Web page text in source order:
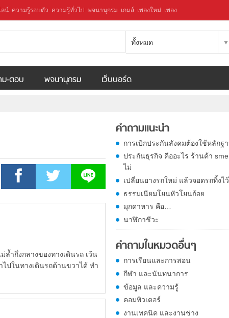
ลน์ ความรู้รอบตัว ความรู้ทั่วไป พจนานุกรม เกมส์ เพลงใหม่ เพลง
ทั้งหมด
ม-ตอบ พจนานุกรม เว็บบอร์ด
ำกึ่งกลางของทางเดินรถ เว้น
ปในทางเดินรถด้านขวาได้ ทำ
คำถามแนะนำ
การเบิกประกันสังคมต้องใช้หลักฐ
ประกันธุรกิจ คืออะไร ร้านค้า
ไม่
เปลี่ยนยางรถใหม่ แล้วจอดรถทิ้งไ
ธรรมเนียมโยนหัวโยนก้อย
มุกดาหาร คือ…
นาฬิกาชีวะ
คำถามในหมวดอื่นๆ
การเรียนและการสอน
กีฬา และนันทนาการ
ข้อมูล และความรู้
คอมพิวเตอร์
งานเทคนิค และงานช่าง